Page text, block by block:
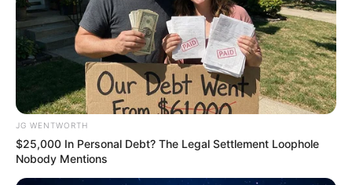
Feeling Tired? Here's The Trick To Perform Better
JG WENTWORTH
$25,000 In Personal Debt? The Legal Settlement Loophole
Nobody Mentions